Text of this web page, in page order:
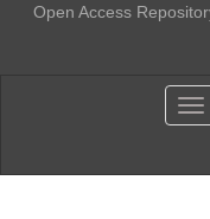
Open Access